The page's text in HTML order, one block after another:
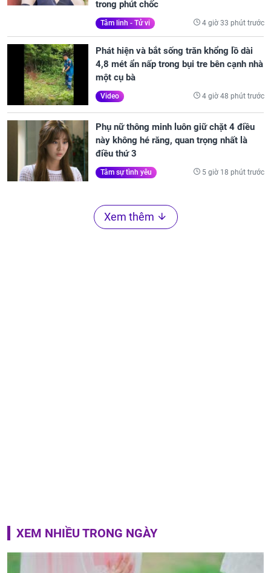
trong phút chốc
Tâm linh - Tử vi 4 giờ 33 phút trước
Phát hiện và bắt sống trăn khổng lồ dài
4,8 mét ẩn nấp trong bụi tre bên cạnh nhà
một cụ bà
Video 4 giờ 48 phút trước
Phụ nữ thông minh luôn giữ chặt 4 điều
này không hé răng, quan trọng nhất là
điều thứ 3
Tâm sự tình yêu 5 giờ 18 phút trước
Xem thêm
XEM NHIỀU TRONG NGÀY